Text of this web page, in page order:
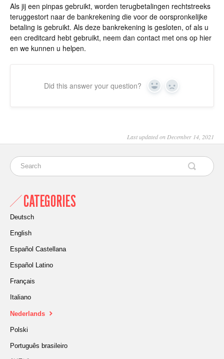
Als jij een pinpas gebruikt, worden terugbetalingen rechtstreeks
teruggestort naar de bankrekening die voor de oorspronkelijke
betaling is gebruikt. Als deze bankrekening is gesloten, of als u
een creditcard hebt gebruikt, neem dan contact met ons op hier
en we kunnen u helpen.
Did this answer your question? Yes No
Last updated on December 14, 2021
CATEGORIES
Deutsch
English
Español Castellana
Español Latino
Français
Italiano
Nederlands
Polski
Português brasileiro